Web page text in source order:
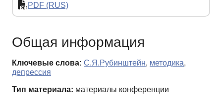
PDF (RUS)
Общая информация
Ключевые слова: С.Я.Рубинштейн, методика,
депрессия
Тип материала: материалы конференции